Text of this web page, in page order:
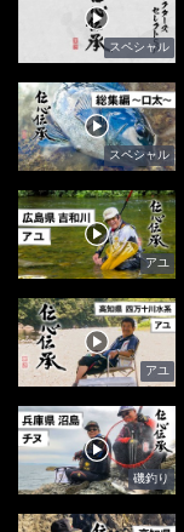
スペシャル
スペシャル
アユ
アユ
磯釣り